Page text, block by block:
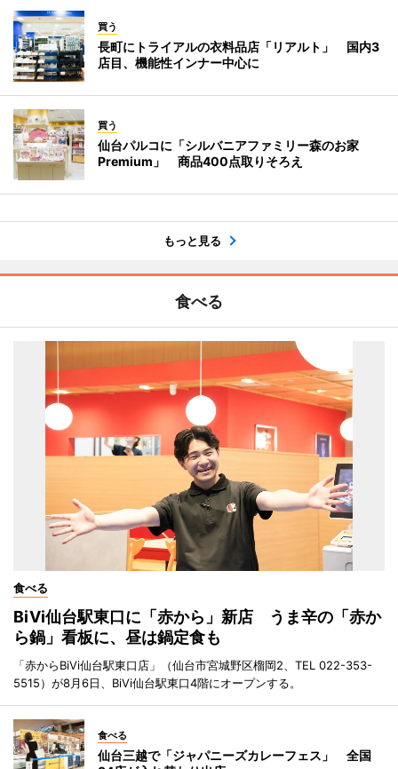
買う
長町にトライアルの衣料品店「リアルト」 国内3
店目、機能性インナー中心に
買う
仙台パルコに「シルバニアファミリー森のお家
Premium」 商品400点取りそろえ
もっと見る
食べる
食べる
BiVi仙台駅東口に「赤から」新店 うま辛の「赤か
ら鍋」看板に、昼は鍋定食も
「赤からBiVi仙台駅東口店」（仙台市宮城野区榴岡2、TEL 022-353-
5515）が8月6日、BiVi仙台駅東口4階にオープンする。
食べる
仙台三越で「ジャパニーズカレーフェス」 全国